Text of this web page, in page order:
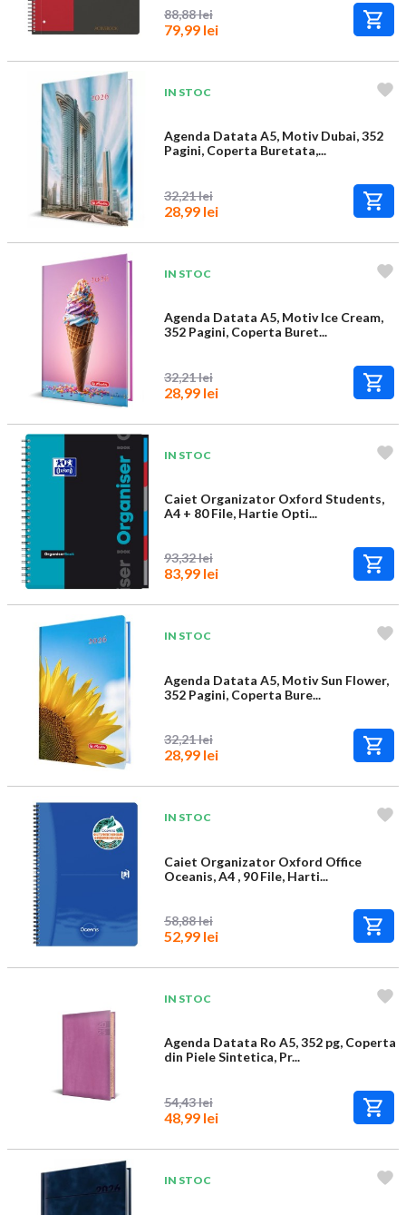
88,88 lei
79,99 lei
IN STOC
Agenda Datata A5, Motiv Dubai, 352
Pagini, Coperta Buretata,...
32,21 lei
28,99 lei
IN STOC
Agenda Datata A5, Motiv Ice Cream,
352 Pagini, Coperta Buret...
32,21 lei
28,99 lei
IN STOC
Caiet Organizator Oxford Students,
A4 + 80 File, Hartie Opti...
93,32 lei
83,99 lei
IN STOC
Agenda Datata A5, Motiv Sun Flower,
352 Pagini, Coperta Bure...
32,21 lei
28,99 lei
IN STOC
Caiet Organizator Oxford Office
Oceanis, A4 , 90 File, Harti...
58,88 lei
52,99 lei
IN STOC
Agenda Datata Ro A5, 352 pg, Coperta
din Piele Sintetica, Pr...
54,43 lei
48,99 lei
IN STOC